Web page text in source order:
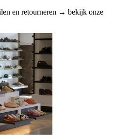
en retourneren → bekijk onze